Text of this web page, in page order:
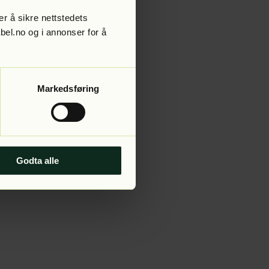
å sikre nettstedets
og i annonser for å
Markedsføring
Godta alle